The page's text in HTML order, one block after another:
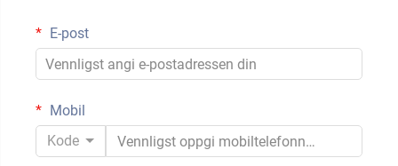
E-post
Mobil
Kode